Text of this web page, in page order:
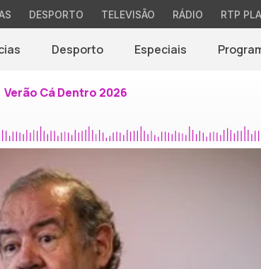
DESPORTO TELEVISÃO RÁDIO RTP
Desporto Especiais
Verão Cá Dentro 2026